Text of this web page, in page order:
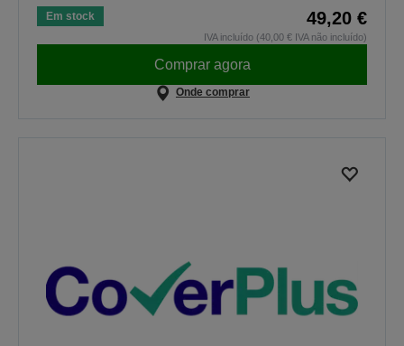
Em stock 49,20 €
IVA incluído (40,00 € IVA não incluído)
Comprar agora
Onde comprar